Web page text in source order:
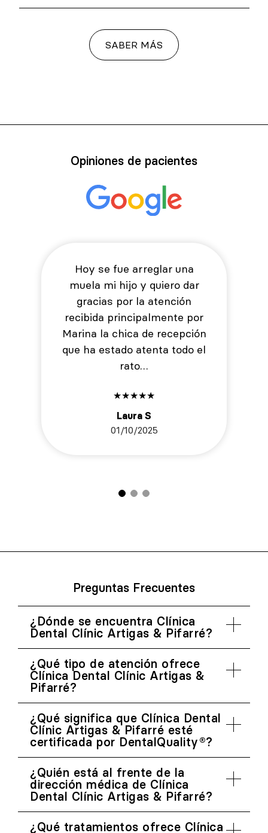
SABER MÁS
Opiniones de pacientes
Hoy se fue arreglar una
muela mi hijo y quiero dar
gracias por la atención
recibida principalmente por
Marina la chica de recepción
que ha estado atenta todo el
rato…
★★★★★
Laura S
01/10/2025
Preguntas Frecuentes
¿Dónde se encuentra Clínica
Dental Clínic Artigas & Pifarré?
¿Qué tipo de atención ofrece
Clínica Dental Clínic Artigas &
Pifarré?
¿Qué significa que Clínica Dental
Clínic Artigas & Pifarré esté
certificada por DentalQuality®?
¿Quién está al frente de la
dirección médica de Clínica
Dental Clínic Artigas & Pifarré?
¿Qué tratamientos ofrece Clínica